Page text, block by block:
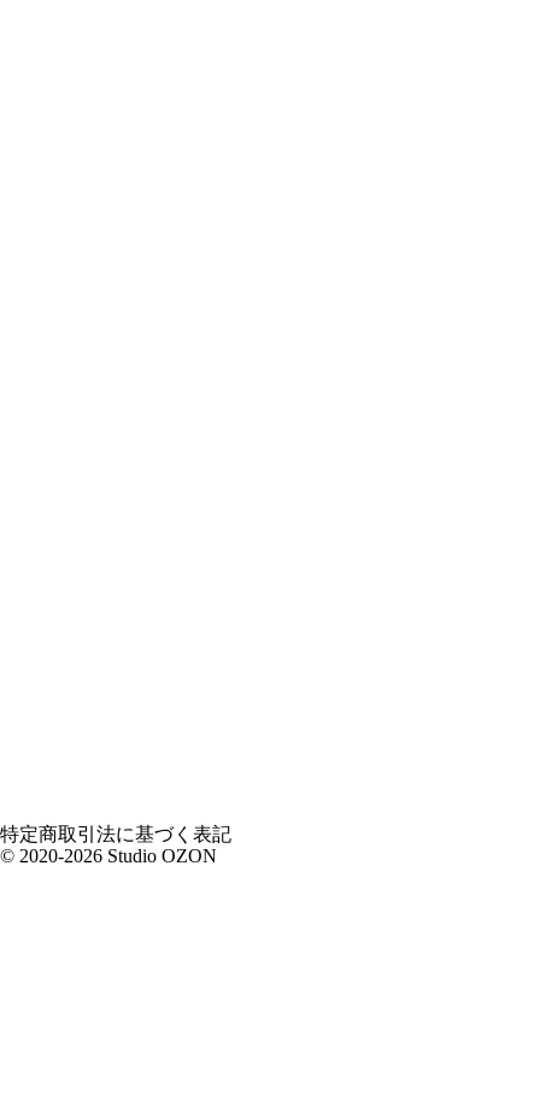
特定商取引法に基づく表記
© 2020-2026 Studio OZON